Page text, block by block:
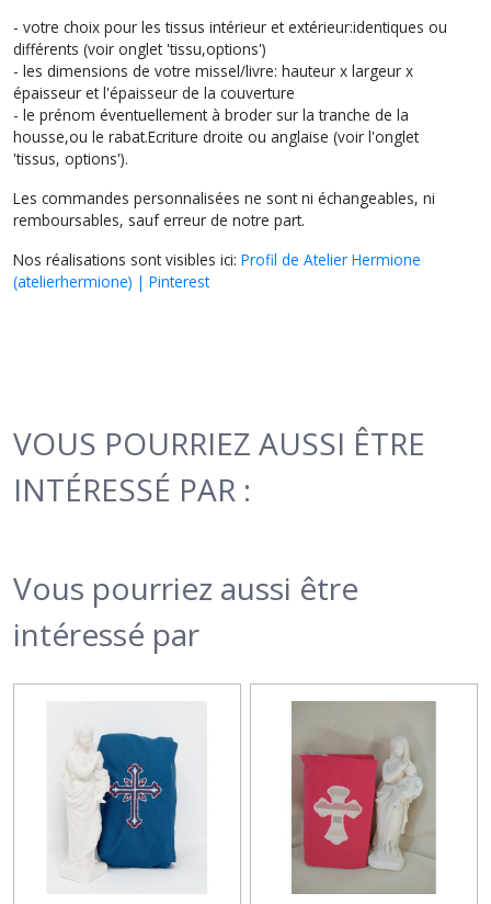
- votre choix pour les tissus intérieur et extérieur:identiques ou
différents (voir onglet 'tissu,options')
- les dimensions de votre missel/livre: hauteur x largeur x
épaisseur et l'épaisseur de la couverture
- le prénom éventuellement à broder sur la tranche de la
housse,ou le rabat.Ecriture droite ou anglaise (voir l'onglet
'tissus, options').
Les commandes personnalisées ne sont ni échangeables, ni
remboursables, sauf erreur de notre part.
Nos réalisations sont visibles ici: Profil de Atelier Hermione
(atelierhermione) | Pinterest
VOUS POURRIEZ AUSSI ÊTRE
INTÉRESSÉ PAR :
Vous pourriez aussi être
intéressé par